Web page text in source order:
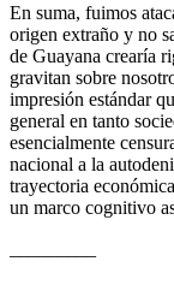
En suma, fuimos
origen extraño y no
de Gua­yana crearía
gravitan sobre
impresión estándar
general en tanto
esencialmente
nacional a la
trayectoria
un marco cognitivo